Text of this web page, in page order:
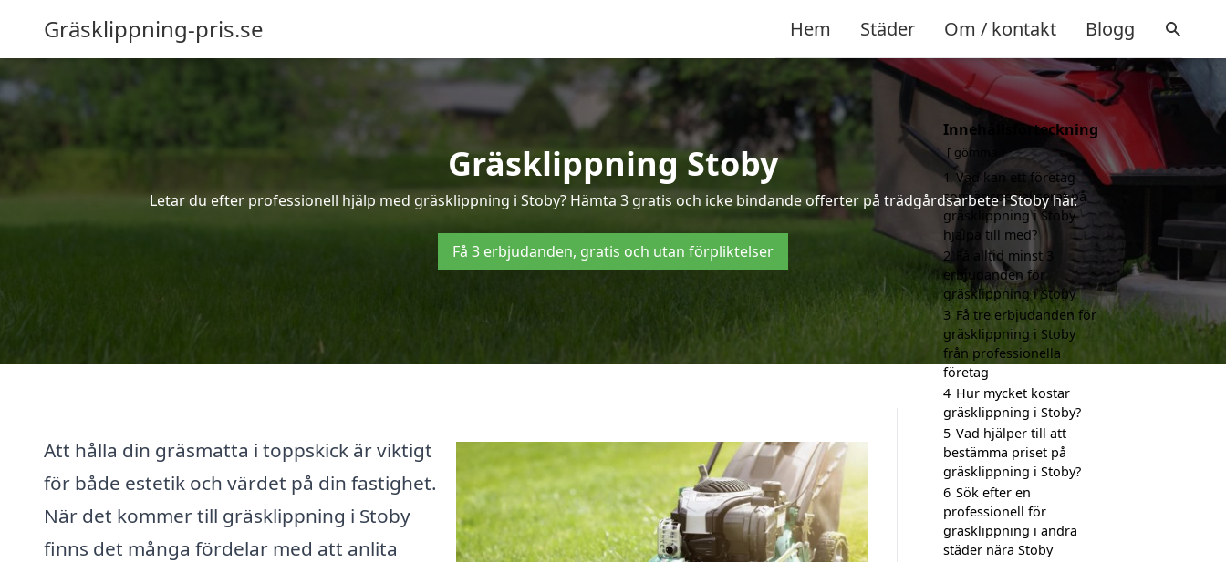
Gräsklippning-pris.se Hem Städer Om / kontakt Blogg
Gräsklippning Stoby
Letar du efter professionell hjälp med gräsklippning i Stoby? Hämta 3 gratis och icke bindande offerter på trädgårdsarbete i Stoby här.
Få 3 erbjudanden, gratis och utan förpliktelser
Att hålla din gräsmatta i toppskick är viktigt
för både estetik och värdet på din fastighet.
När det kommer till gräsklippning i Stoby
finns det många fördelar med att anlita
Innehållsförteckning
gömma
1 Vad kan ett företag
som är specialiserat på
gräsklippning i Stoby
hjälpa till med?
2
Få alltid minst 3
erbjudanden för
gräsklippning i Stoby
3 Få tre erbjudanden för
gräsklippning i Stoby
från professionella
företag
4 Hur mycket kostar
gräsklippning i Stoby?
5 Vad hjälper till att
bestämma priset på
gräsklippning i Stoby?
6 Sök efter en
professionell för
gräsklippning i andra
städer nära Stoby